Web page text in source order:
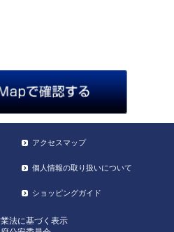
アクセスマップ
個人情報の取り扱いについて
ショッピングガイド
業法に基づく表示